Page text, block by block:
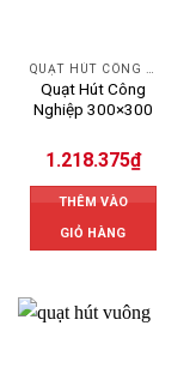
Quạt Hút Công
Nghiệp 300×300
1.218.375₫
THÊM VÀO
GIỎ HÀNG